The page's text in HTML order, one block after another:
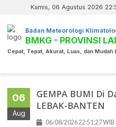
Kamis, 06 Agustus 2026
Badan Meteorologi
BMKG - PROVINSI
Cepat, Tepat, Akurat, Luas, dan Mudah
06
Aug
GEMPA BUMI Di
LEBAK-BANTEN
06/08/2026 22:51:27 WIB